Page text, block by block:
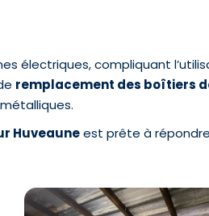
électriques, compliquant
remplacement des boîtiers
Huveauneest prête à répondre